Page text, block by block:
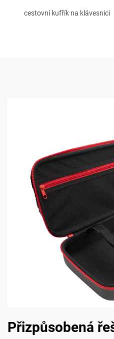
cestovní kufřík na klávesnici
Přizpůsobená